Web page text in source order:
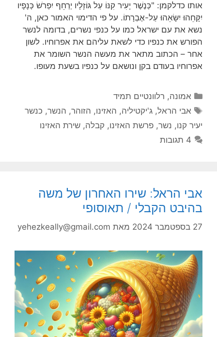
אותו כדלקמן: "כְּנֶשֶׁר יָעִיר קִנּוֹ עַל גּוֹזָלָיו יְרַחֵף יִפְרֹשׂ כְּנָפָיו
יִקָּחֵהוּ יִשָּׂאֵהוּ עַל-אֶבְרָתוֹ. על פי הדימוי האמור כאן, ה'
נשא את עם ישראל כמו על כנפי נשרים, בדומה לנשר
הפורש את כנפיו כדי לשאת עליהם את אפרוחיו. לשון
אחר – הכתוב מתאר את מעשה הנשר השומר את
אפרוחיו בעודם בקן ונושאם על כנפיו בשעת מעופו.
קטגוריות
אמונה, רלוונטיים תמיד
תגיות
אבי הראל,ג'יקטיליה, האזינו, הזוהר, הנשר, כנשר
יעיר קנו, נשר, פרשת האזינו, קבלה, שירת האזינו
4 תגובות
אבי הראל: שירו האחרון של משה
בהיבט הקבלי / תאוסופי
27 בספטמבר 2024 מאת yehezkeally@gmail.com